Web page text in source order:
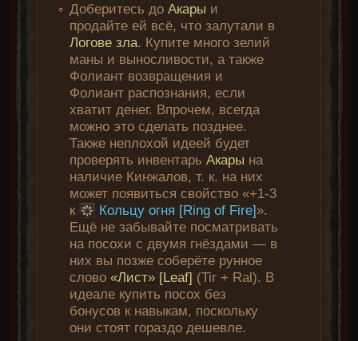
Доберитесь доАкары и
продайте ей всё, что залутали в
Логове зла. Купите много зелий
маны и выносливости, а также
Фолиант возвращения и
Фолиант распознания, если
хватит денег. Впрочем, всегда
можно это сделать позднее.
Также неплохой идеей будет
проверять инвентарьАкары на
наличие Кинжалов, т. к. на них
может появиться свойство «+1-3
к
Кольцу огня [Ring of Fire]».
Ещё не забывайте посматривать
на посохи с двумя гнёздами — в
них вы позже соберёте рунное
слово«Лист» [Leaf] (Tir + Ral). В
идеале купить посох без
бонусов к навыкам, поскольку
они стоят гораздо дешевле.